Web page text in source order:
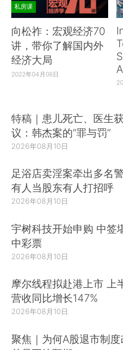
私房课
向松祚：宏观经济70
讲，带你了解国内外
经济大局
2022年04月06日
特稿｜患儿死亡、医生
议：韩杰案的“罪与罚”
2026年08月10日
足浴店卖淫案牵出多名
有人当股东有人打招呼
2026年08月10日
宇树科技开始申购 中签
中彩票
2026年08月10日
摩尔线程拟赴港上市 上
营收同比增长147%
2026年08月10日
聚焦｜为何A股退市制度